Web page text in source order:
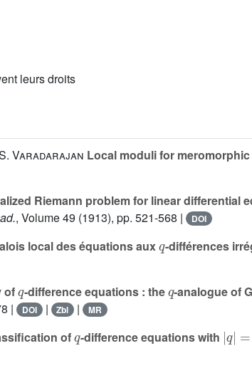
leurs droits
Varadarajan Local moduli for
Riemann problem for linear differential
, Volume 49 (1913), pp. 521-568 | DOI
local des équations aux -différences
of -difference equations : the -analogue of
| DOI | Zbl | MR
of -difference equations with
| q|